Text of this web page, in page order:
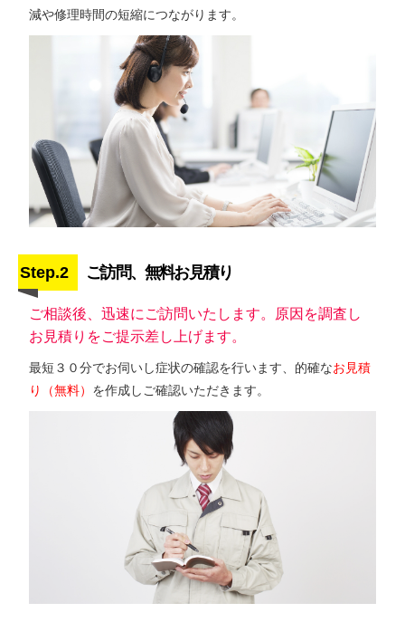
減や修理時間の短縮につながります。
Step.2 ご訪問、無料お見積り
ご相談後、迅速にご訪問いたします。原因を調査し
お見積りをご提示差し上げます。
最短３０分でお伺いし症状の確認を行います、的確なお見積
り（無料） を作成しご確認いただきます。